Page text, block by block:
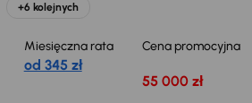
+6 kolejnych
Miesięczna rata
od 345 zł
Cena promocyjna
55 000 zł